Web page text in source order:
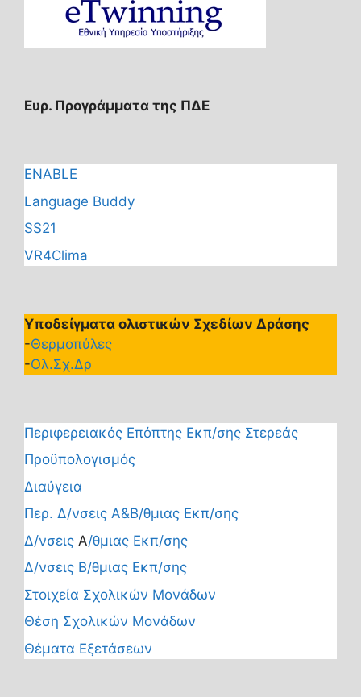
Ευρ. Προγράμματα της ΠΔΕ
ENABLE
Language Buddy
SS21
VR4Clima
Υποδείγματα ολιστικών Σχεδίων Δράσης
-Θερμοπύλες
-Ολ.Σχ.Δρ
Περιφερειακός Επόπτης Εκπ/σης Στερεάς
Προϋπολογισμός
Διαύγεια
Περ. Δ/νσεις Α&Β/θμιας Εκπ/σης
Δ/νσεις Α/θμιας Εκπ/σης
Δ/νσεις Β/θμιας Εκπ/σης
Στοιχεία Σχολικών Μονάδων
Θέση Σχολικών Μονάδων
Θέματα Εξετάσεων